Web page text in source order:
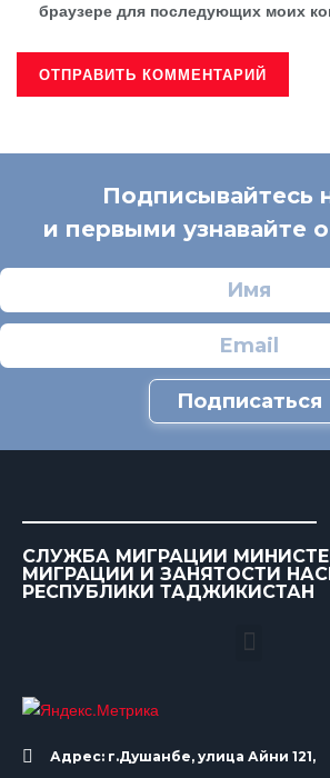
браузере для последующих моих
Подписывайтесь
и первыми узнавайте
Подписаться
СЛУЖБА МИГРАЦИИ
МИГРАЦИИ И ЗАНЯТОСТИ
РЕСПУБЛИКИ ТАДЖИКИСТАН
Адрес: г.Душанбе, улица Айни 121,